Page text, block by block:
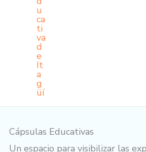
Cápsulas Educativas
Un espacio para visibilizar las